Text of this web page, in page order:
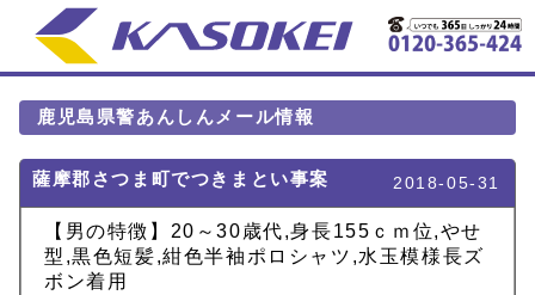
鹿児島県警あんしんメール情報
薩摩郡さつま町でつきまとい事案 2018-05-31
【男の特徴】20～30歳代,身長155ｃｍ位,やせ
型,黒色短髪,紺色半袖ポロシャツ,水玉模様長ズ
ボン着用